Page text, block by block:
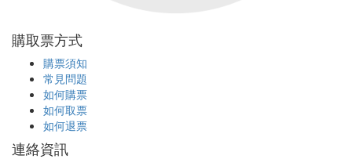
購取票方式
購票須知
常見問題
如何購票
如何取票
如何退票
連絡資訊